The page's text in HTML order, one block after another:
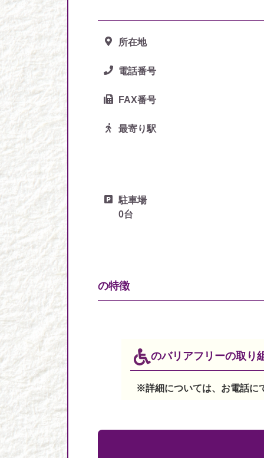
所在地
電話番号
FAX番号
最寄り駅
駐車場
0台
の特徴
のバリアフリーの取り
※詳細については、お電話に